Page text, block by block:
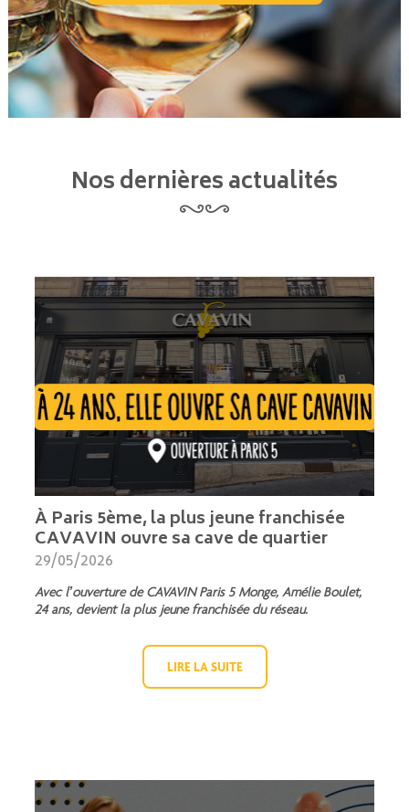
Nos dernières actualités
À Paris 5ème, la plus jeune franchisée
CAVAVIN ouvre sa cave de quartier
29/05/2026
Avec l’ouverture de CAVAVIN Paris 5 Monge, Amélie Boulet,
24 ans, devient la plus jeune franchisée du réseau.
LIRE LA SUITE